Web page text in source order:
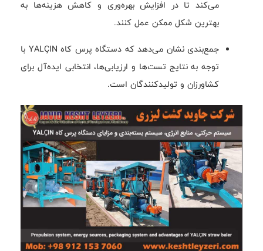
می‌کند تا در افزایش بهره‌وری و کاهش هزینه‌ها به
بهترین شکل ممکن عمل کنند.
جمع‌بندی نشان می‌دهد که دستگاه پرس کاه YALÇIN با
توجه به نتایج تست‌ها و ارزیابی‌ها، انتخابی ایده‌آل برای
کشاورزان و تولیدکنندگان است.